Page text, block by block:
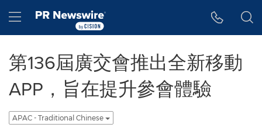
Hamburger menu
第136屆廣交會推出全新移動
APP，旨在提升參會體驗
APAC - Traditional Chinese